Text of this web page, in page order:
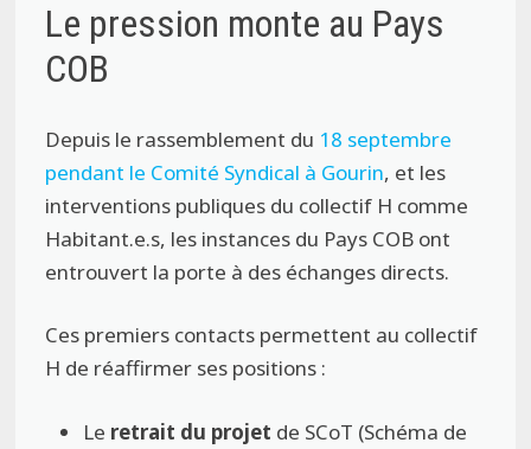
Le pression monte au Pays
COB
Depuis le rassemblement du 18 septembre
pendant le Comité Syndical à Gourin, et les
interventions publiques du collectif H comme
Habitant.e.s, les instances du Pays COB ont
entrouvert la porte à des échanges directs.
Ces premiers contacts permettent au collectif
H de réaffirmer ses positions :
Le retrait du projet de SCoT (Schéma de